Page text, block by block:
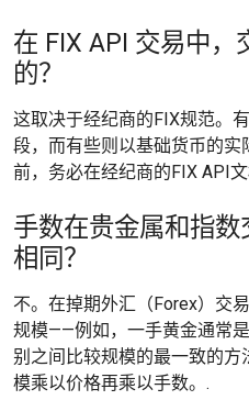
在 FIX API 交易中，
的？
这取决于经纪商的FIX规范。
段，而有些则以基础货币的
前，务必在经纪商的FIX API
手数在贵金属和指
相同？
不。在掉期外汇（Forex）交
规模——例如，一手黄金通常
别之间比较规模的最一致的
模乘以价格再乘以手数。.